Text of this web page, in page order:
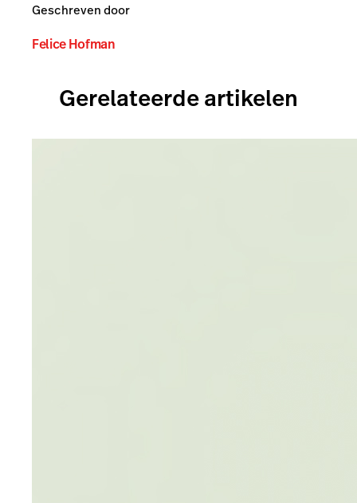
Geschreven door
Felice Hofman
Gerelateerde artikelen